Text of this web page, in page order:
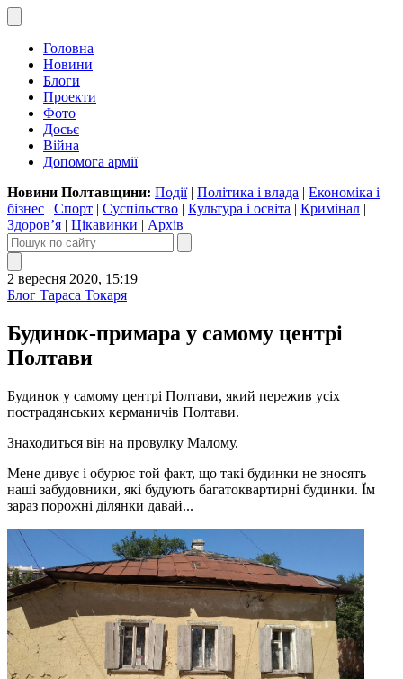
Головна
Новини
Блоги
Проекти
Фото
Досьє
Війна
Допомога армії
Новини Полтавщини: Події| Політика і влада | Економіка і
бізнес | Спорт | Суспільство | Культура і освіта | Кримінал |
Здоров’я | Цікавинки | Архів
2 вересня 2020, 15:19
Блог Тараса Токаря
Будинок-примара у самому центрі
Полтави
Будинок у самому центрі Полтави, який пережив усіх
пострадянських керманичів Полтави.
Знаходиться він на провулку Малому.
Мене дивує і обурює той факт, що такі будинки не зносять
наші забудовники, які будують багатоквартирні будинки. Їм
зараз порожні ділянки давай...